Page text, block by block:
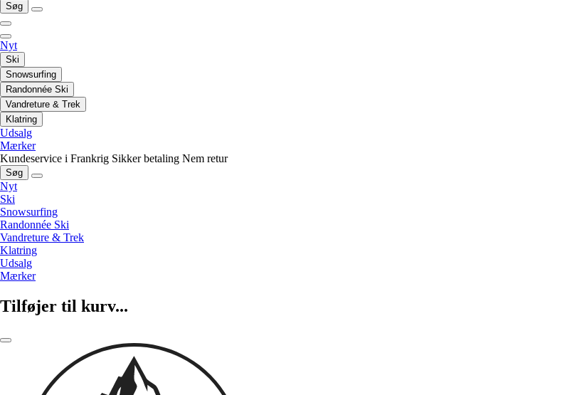
Søg
Nyt
Ski
Snowsurfing
Randonnée Ski
Vandreture & Trek
Klatring
Udsalg
Mærker
Kundeservice i Frankrig Sikker betaling Nem retur
Søg
Nyt
Ski
Snowsurfing
Randonnée Ski
Vandreture & Trek
Klatring
Udsalg
Mærker
Tilføjer til kurv...